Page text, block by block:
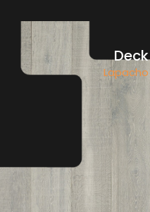
Deck
Lapacho